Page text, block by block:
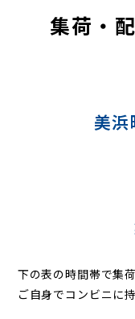
集荷・
美
下の表の時間帯で集
ご自身でコンビニに